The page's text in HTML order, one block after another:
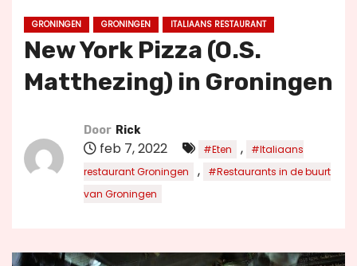
GRONINGEN GRONINGEN ITALIAANS RESTAURANT
New York Pizza (O.S.
Matthezing) in Groningen
Door Rick
feb 7, 2022 #Eten ,
#Italiaans
restaurant Groningen
,
#Restaurants in de buurt
van Groningen